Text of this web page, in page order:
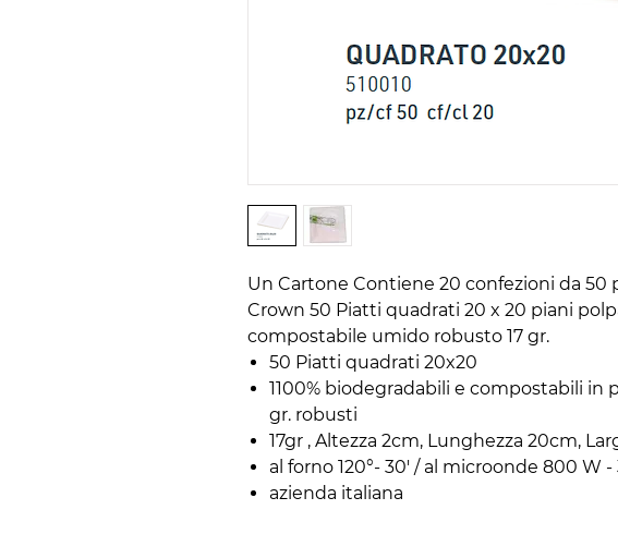
Un Cartone Contiene 20 confezioni da 50
Crown 50 Piatti quadrati 20 x 20 piani
compostabile umido robusto 17 gr.
50 Piatti quadrati 20x20
1100% biodegradabili e compostabili in
gr. robusti
17gr , Altezza 2cm, Lunghezza 20cm,
al forno 120°- 30' / al microonde 800 W
azienda italiana